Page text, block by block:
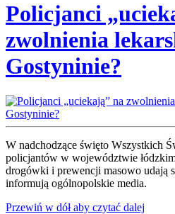
Policjanci
zwolnienia
Gostyninie?
W nadchodzące święto Wszystkich
policjantów w województwie
drogówki i prewencji masowo udają
informują ogólnopolskie media.
Przewiń w dół aby czytać dalej